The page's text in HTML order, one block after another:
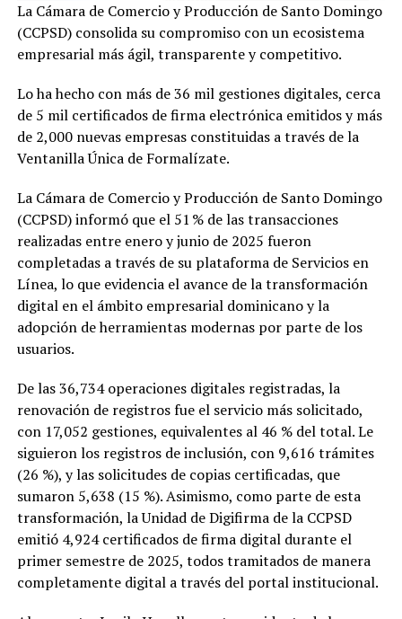
La Cámara de Comercio y Producción de Santo Domingo
(CCPSD) consolida su compromiso con un ecosistema
empresarial más ágil, transparente y competitivo.
Lo ha hecho con más de 36 mil gestiones digitales, cerca
de 5 mil certificados de firma electrónica emitidos y más
de 2,000 nuevas empresas constituidas a través de la
Ventanilla Única de Formalízate.
La Cámara de Comercio y Producción de Santo Domingo
(CCPSD) informó que el 51 % de las transacciones
realizadas entre enero y junio de 2025 fueron
completadas a través de su plataforma de Servicios en
Línea, lo que evidencia el avance de la transformación
digital en el ámbito empresarial dominicano y la
adopción de herramientas modernas por parte de los
usuarios.
De las 36,734 operaciones digitales registradas, la
renovación de registros fue el servicio más solicitado,
con 17,052 gestiones, equivalentes al 46 % del total. Le
siguieron los registros de inclusión, con 9,616 trámites
(26 %), y las solicitudes de copias certificadas, que
sumaron 5,638 (15 %). Asimismo, como parte de esta
transformación, la Unidad de Digifirma de la CCPSD
emitió 4,924 certificados de firma digital durante el
primer semestre de 2025, todos tramitados de manera
completamente digital a través del portal institucional.